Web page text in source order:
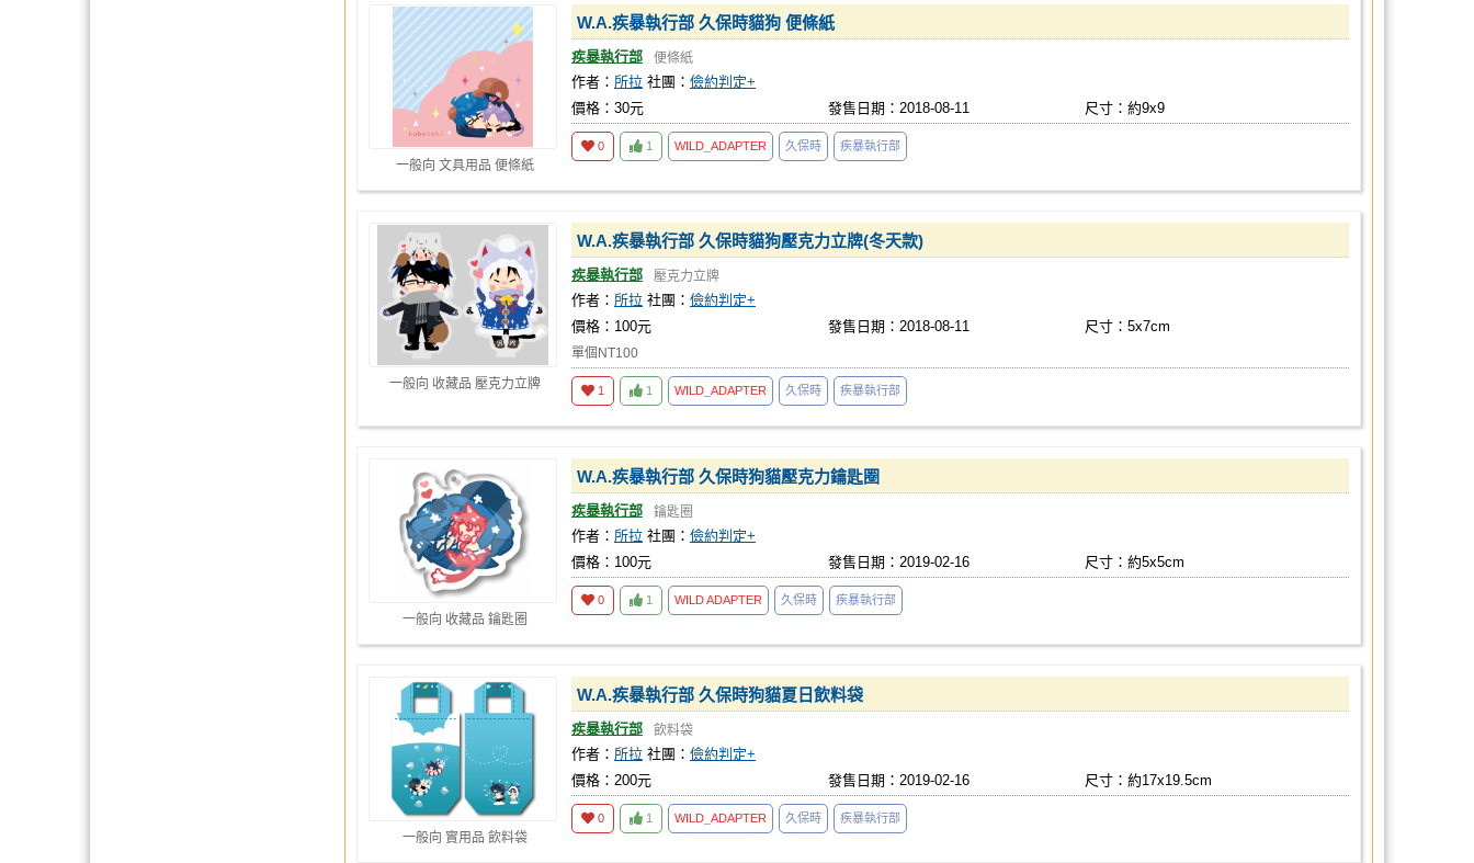
一般向 文具用品 便條紙
W.A.疾暴執行部 久保時貓狗 便條紙
疾暴執行部 便條紙
作者： 所拉 社團： 儉約判定+
價格：30元
發售日期：2018-08-11 尺寸：約9x9
0 1 WILD ADAPTER 久保時 疾暴執行部
一般向 收藏品 壓克力立牌
W.A.疾暴執行部 久保時貓狗壓克力立牌(冬天款)
疾暴執行部 壓克力立牌
作者： 所拉 社團： 儉約判定+
價格：100元
發售日期：2018-08-11 尺寸：5x7cm
單個NT100
1 1 WILD ADAPTER 久保時 疾暴執行部
一般向 收藏品 鑰匙圈
W.A.疾暴執行部 久保時狗貓壓克力鑰匙圈
疾暴執行部 鑰匙圈
作者： 所拉 社團： 儉約判定+
價格：100元
發售日期：2019-02-16 尺寸：約5x5cm
0 1 WILDADAPTER 久保時 疾暴執行部
一般向 實用品 飲料袋
W.A.疾暴執行部 久保時狗貓夏日飲料袋
疾暴執行部 飲料袋
作者： 所拉 社團： 儉約判定+
價格：200元
發售日期：2019-02-16 尺寸：約17x19.5cm
0 1 WILD ADAPTER 久保時 疾暴執行部